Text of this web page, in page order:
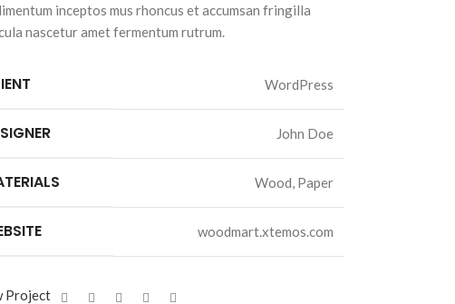
inceptos mus rhoncus et accumsan fringilla
nascetur amet fermentum rutrum.
WordPress
John Doe
Wood, Paper
woodmart.xtemos.com
Project